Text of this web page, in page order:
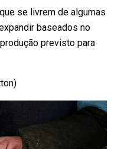
se livrem de algumas
baseados no
previsto para